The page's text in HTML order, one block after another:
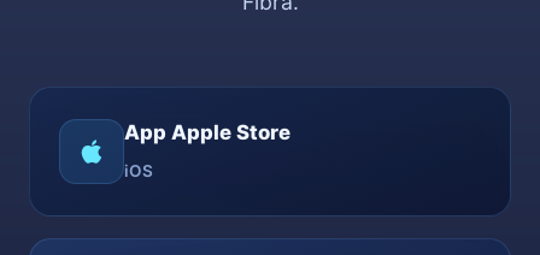
App Apple Store
iOS